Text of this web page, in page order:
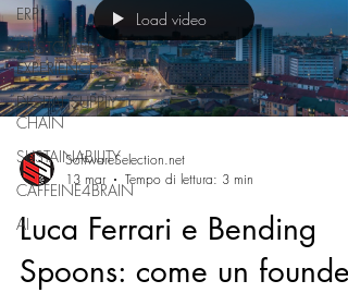
ERP
CUSTOMER
EXPERIENCE
DIGITAL SUPPLY
CHAIN
SUSTAINABILITY
CAFFEINE4BRAIN
AI
Load video
SoftwareSelection.net
13 mar
Tempo di lettura: 3 min
Luca Ferrari e Bending
Spoons: come un founder